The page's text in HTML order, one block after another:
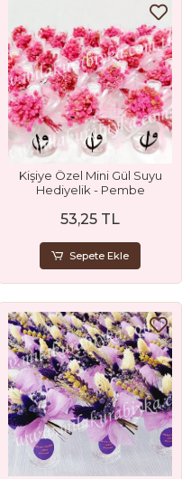
Kişiye Özel Mini Gül Suyu
Hediyelik - Pembe
53,25 TL
Sepete Ekle